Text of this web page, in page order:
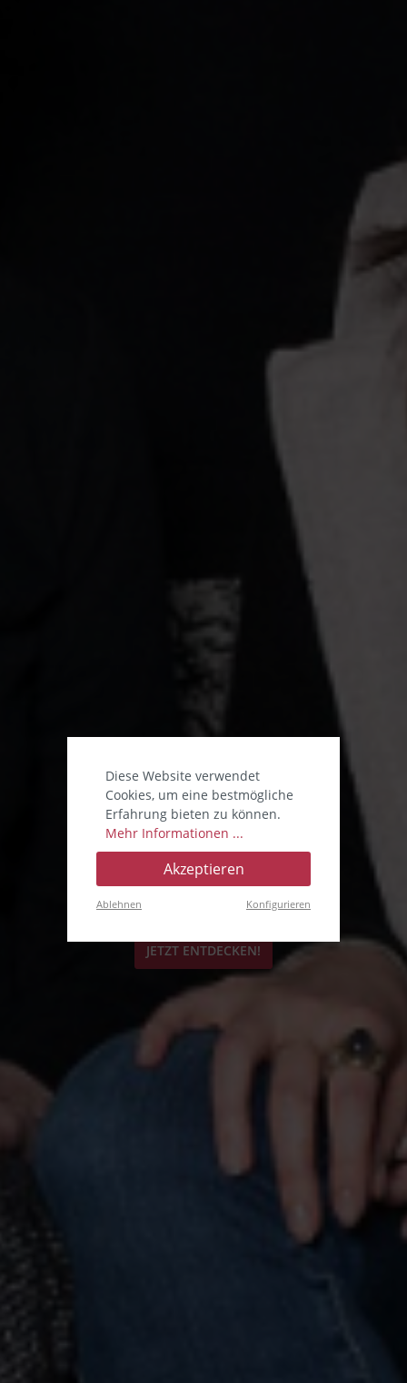
KOPFBEDECKUNGEN
JETZT ENTDECKEN!
Diese Website verwendet
Cookies, um eine bestmögliche
Erfahrung bieten zu können.
Mehr Informationen ...
Akzeptieren
Ablehnen Konfigurieren